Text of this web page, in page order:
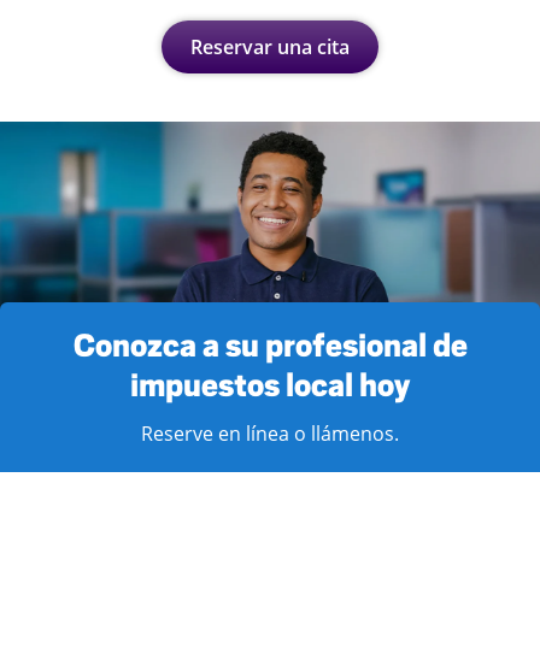
Reservar una cita
Conozca a su profesional de
impuestos local hoy
Reserve en línea o llámenos.